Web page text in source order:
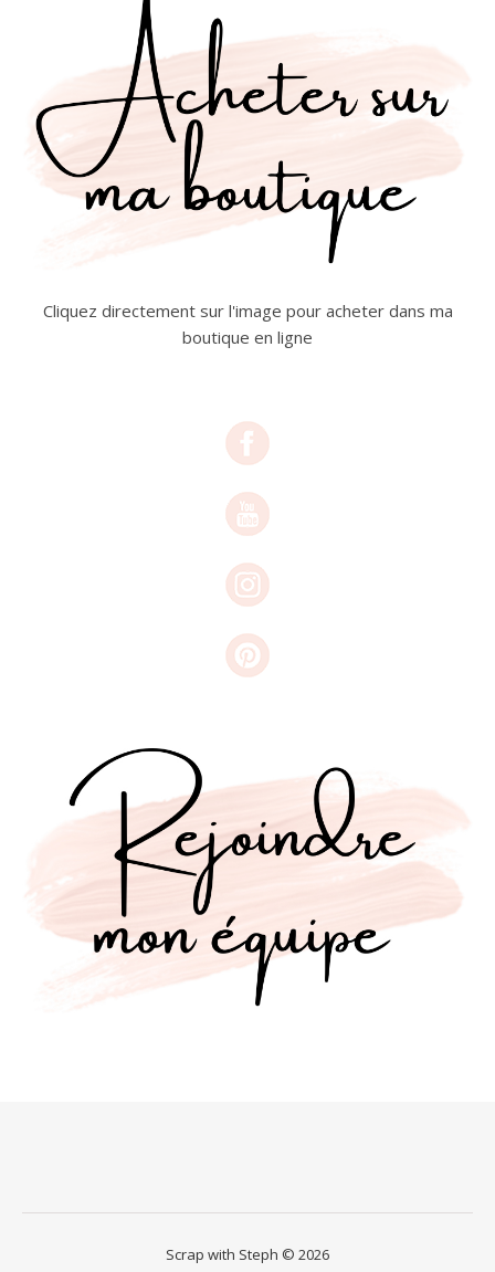
Cliquez directement sur l'image pour acheter dans ma
boutique en ligne
Scrap with Steph © 2026